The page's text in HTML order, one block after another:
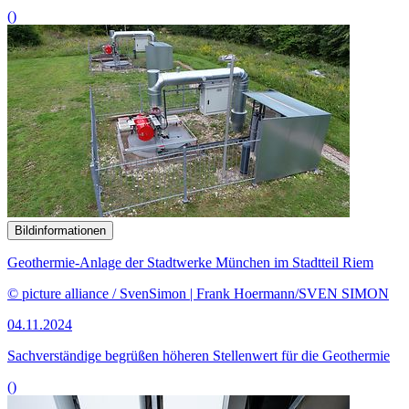
()
Bildinformationen
Geothermie-Anlage der Stadtwerke München im Stadtteil Riem
© picture alliance / SvenSimon | Frank Hoermann/SVEN SIMON
04.11.2024
Sachverständige begrüßen höheren Stellenwert für die Geothermie
()